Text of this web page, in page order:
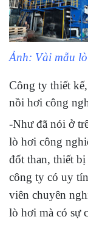
Ảnh: Vài mẫu
Công ty thiết
nồi hơi công
-Như đã nói ở
lò hơi công
đốt than, thiết
công ty có uy
viên chuyên
lò hơi mà có sự